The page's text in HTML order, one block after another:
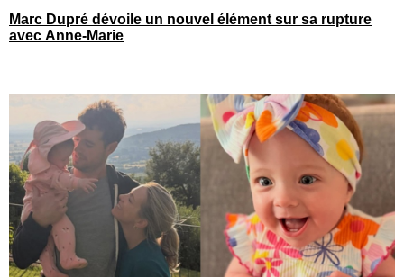
Marc Dupré dévoile un nouvel élément sur sa rupture
avec Anne-Marie